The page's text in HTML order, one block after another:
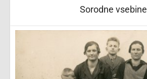
Sorodne vsebine